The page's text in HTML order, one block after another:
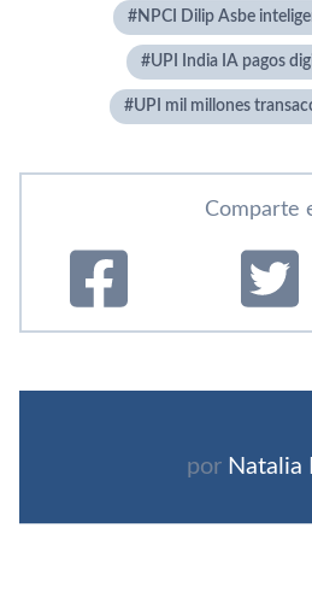
NPCI Dilip Asbe
UPI India IA pagos
UPI mil millones
Comparte
por Natalia